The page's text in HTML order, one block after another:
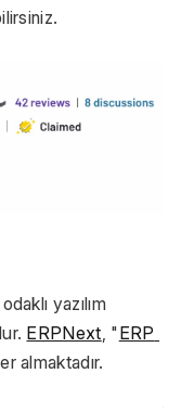
yazılım
ERPNext, "ERP
almaktadır.